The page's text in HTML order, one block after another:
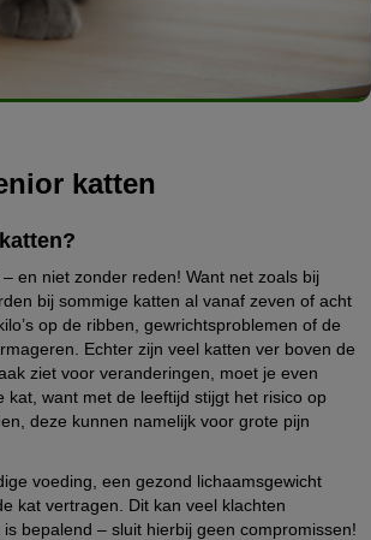
katten
en niet zonder reden! Want net zoals bij
bij sommige katten al vanaf zeven of acht
op de ribben, gewrichtsproblemen of de
Echter zijn veel katten ver boven de
ziet voor veranderingen, moet je even
want met de leeftijd stijgt het risico op
deze kunnen namelijk voor grote pijn
voeding, een gezond lichaamsgewicht
kat vertragen. Dit kan veel klachten
bepalend – sluit hierbij geen compromissen!